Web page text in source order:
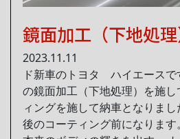
鏡面加工（下地処理
2023.11.11
ド新車のトヨタ ハイエースで
の鏡面加工（下地処理）を施
ィングを施して納車となりま
後のコーティング前になりま